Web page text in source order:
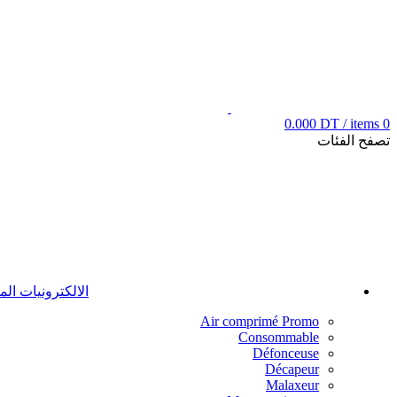
0
items
/
0.000 DT
تصفح الفئات
الالكترونيات
Air comprimé Promo
Consommable
Défonceuse
Décapeur
Malaxeur